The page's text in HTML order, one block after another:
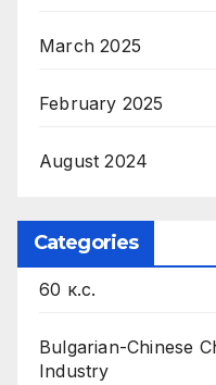
March 2025
February 2025
August 2024
Categories
60 к.с.
Bulgarian-Chinese
Industry